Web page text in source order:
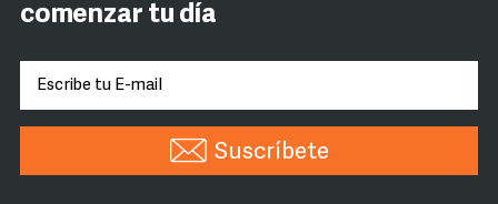
comenzar tu día
Suscríbete